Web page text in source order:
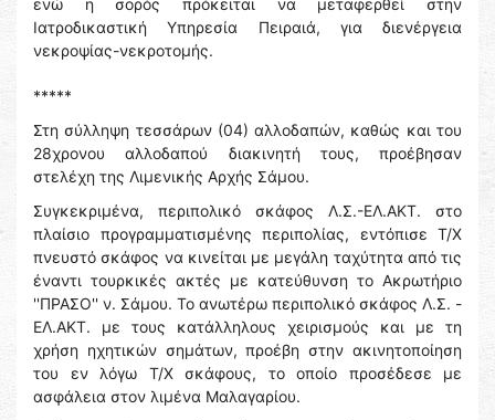
ενώ η σορός πρόκειται να μεταφερθεί στην
Ιατροδικαστική Υπηρεσία Πειραιά, για διενέργεια
νεκροψίας-νεκροτομής.
*****
Στη σύλληψη τεσσάρων (04) αλλοδαπών, καθώς και του
28χρονου αλλοδαπού διακινητή τους, προέβησαν
στελέχη της Λιμενικής Αρχής Σάμου.
Συγκεκριμένα, περιπολικό σκάφος Λ.Σ.-ΕΛ.ΑΚΤ. στο
πλαίσιο προγραμματισμένης περιπολίας, εντόπισε Τ/Χ
πνευστό σκάφος να κινείται με μεγάλη ταχύτητα από τις
έναντι τουρκικές ακτές με κατεύθυνση το Ακρωτήριο
''ΠΡΑΣΟ'' ν. Σάμου. Το ανωτέρω περιπολικό σκάφος Λ.Σ. -
ΕΛ.ΑΚΤ. με τους κατάλληλους χειρισμούς και με τη
χρήση ηχητικών σημάτων, προέβη στην ακινητοποίηση
του εν λόγω Τ/Χ σκάφους, το οποίο προσέδεσε με
ασφάλεια στον λιμένα Μαλαγαρίου.